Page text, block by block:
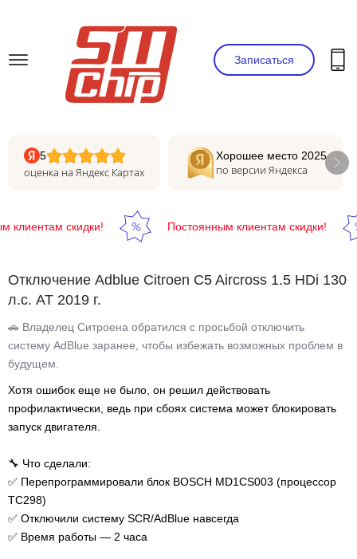
Записаться
5
оценка на Яндекс Картах
Хорошее место 2025
по версии Яндекса
скидки! Постоянным клиентам скидки!
Отключение Adblue Citroen C5 Aircross 1.5 HDi 130
л.с. AT 2019 г.
🚗 Владелец Ситроена обратился с просьбой отключить
систему AdBlue заранее, чтобы избежать возможных проблем в
будущем.
Хотя ошибок еще не было, он решил действовать
профилактически, ведь при сбоях система может блокировать
запуск двигателя.
🔧 Что сделали:
✅ Перепрограммировали блок BOSCH MD1CS003 (процессор
TC298)
✅ Отключили систему SCR/AdBlue навсегда
✅ Время работы — 2 часа